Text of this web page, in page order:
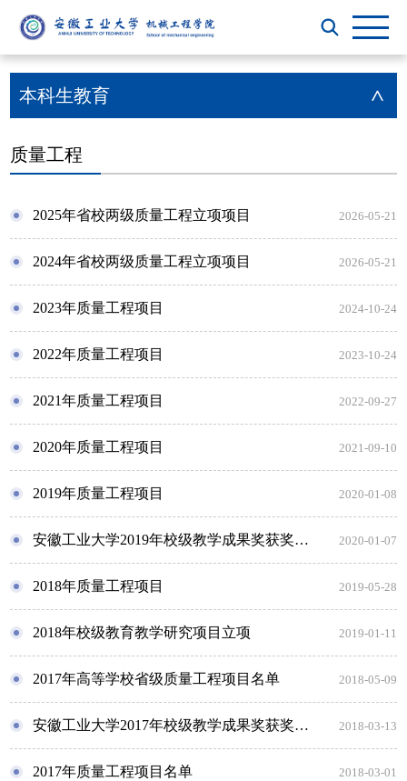
本科生教育 >
质量工程
2025年省校两级质量工程立项项目 2026-05-21
2024年省校两级质量工程立项项目 2026-05-21
2023年质量工程项目 2024-10-24
2022年质量工程项目 2023-10-24
2021年质量工程项目 2022-09-27
2020年质量工程项目 2021-09-10
2019年质量工程项目 2020-01-08
安徽工业大学2019年校级教学成果奖获奖项目 2020-01-07
2018年质量工程项目 2019-05-28
2018年校级教育教学研究项目立项 2019-01-11
2017年高等学校省级质量工程项目名单 2018-05-09
安徽工业大学2017年校级教学成果奖获奖项目 2018-03-13
2017年质量工程项目名单 2018-03-01